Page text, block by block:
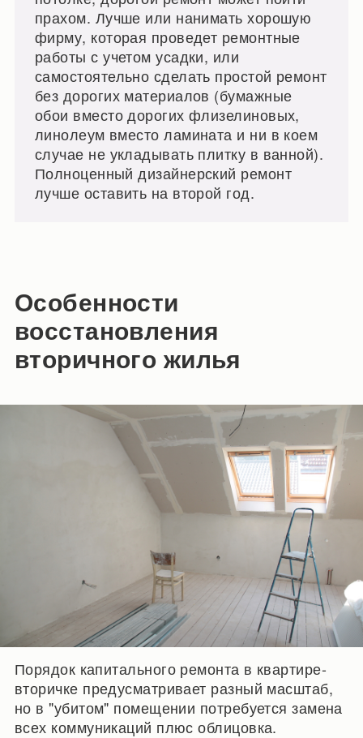
прахом. Лучше или нанимать хорошую
фирму, которая проведет ремонтные
работы с учетом усадки, или
самостоятельно сделать простой ремонт
без дорогих материалов (бумажные
обои вместо дорогих флизелиновых,
линолеум вместо ламината и ни в коем
случае не укладывать плитку в ванной).
Полноценный дизайнерский ремонт
лучше оставить на второй год.
Особенности
восстановления
вторичного жилья
Порядок капитального ремонта в квартире-
вторичке предусматривает разный масштаб,
но в "убитом" помещении потребуется замена
всех коммуникаций плюс облицовка.